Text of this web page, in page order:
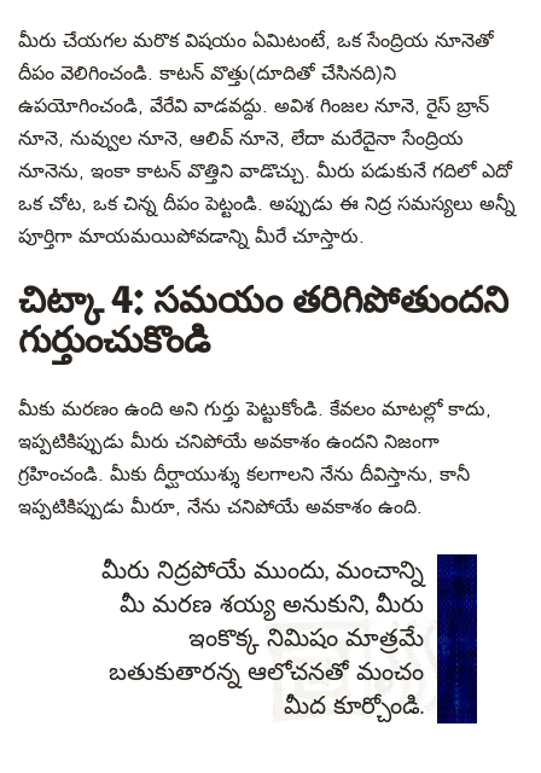
మీరు చేయగల మరొక విషయం ఏమిటంటే, ఒక సేంద్రియ నూనెతో
దీపం వెలిగించండి. కాటన్ వొత్తు(దూదితో చేసినది)ని
ఉపయోగించండి, వేరేవి వాడవద్దు. అవిశ గింజల నూనె, రైస్ బ్రాన్
నూనె, నువ్వుల నూనె, ఆలివ్ నూనె, లేదా మరేదైనా సేంద్రియ
నూనెను, ఇంకా కాటన్ వొత్తిని వాడొచ్చు. మీరు పడుకునే గదిలో ఎదో
ఒక చోట, ఒక చిన్న దీపం పెట్టండి. అప్పుడు ఈ నిద్ర సమస్యలు అన్నీ
పూర్తిగా మాయమయిపోవడాన్ని మీరే చూస్తారు.
చిట్కా 4: సమయం తరిగిపోతుందని
గుర్తుంచుకొండి
మీకు మరణం ఉంది అని గుర్తు పెట్టుకోండి. కేవలం మాటల్లో కాదు,
ఇప్పటికిప్పుడు మీరు చనిపోయే అవకాశం ఉందని నిజంగా
గ్రహించండి. మీకు దీర్ఘాయుశ్శు కలగాలని నేను దీవిస్తాను, కానీ
ఇప్పటికిప్పుడు మీరూ, నేను చనిపోయే అవకాశం ఉంది.
మీరు నిద్రపోయే ముందు, మంచాన్ని
మీ మరణ శయ్య అనుకుని, మీరు
ఇంకొక్క నిమిషం మాత్రమే
బతుకుతారన్న ఆలోచనతో మంచం
మీద కూర్చోండి.